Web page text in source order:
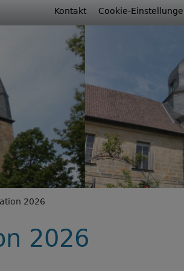
Kontakt Cookie-
2026
2026